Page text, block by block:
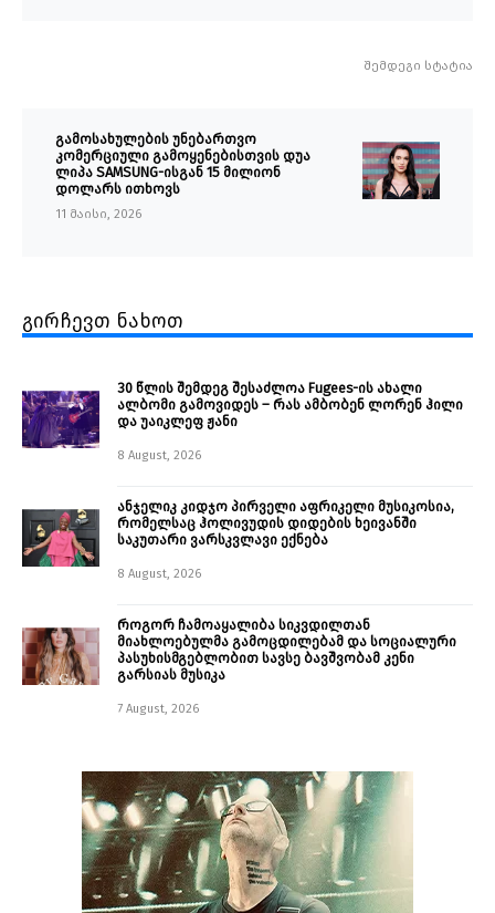
შემდეგი სტატია
გამოსახულების უნებართვო
კომერციული გამოყენებისთვის დუა
ლიპა SAMSUNG-ისგან 15 მილიონ
დოლარს ითხოვს
11 მაისი, 2026
გირჩევთ ნახოთ
30 წლის შემდეგ შესაძლოა Fugees-ის ახალი
ალბომი გამოვიდეს – რას ამბობენ ლორენ ჰილი
და უაიკლეფ ჟანი
8 August, 2026
ანჯელიკ კიდჯო პირველი აფრიკელი მუსიკოსია,
რომელსაც ჰოლივუდის დიდების ხეივანში
საკუთარი ვარსკვლავი ექნება
8 August, 2026
როგორ ჩამოაყალიბა სიკვდილთან
მიახლოებულმა გამოცდილებამ და სოციალური
პასუხისმგებლობით სავსე ბავშვობამ კენი
გარსიას მუსიკა
7 August, 2026